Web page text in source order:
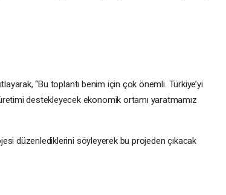
“Bu toplantı benim için çok önemli. Türkiye’yi
destekleyecek ekonomik ortamı yaratmamız
düzenlediklerini söyleyerek bu projeden çıkacak